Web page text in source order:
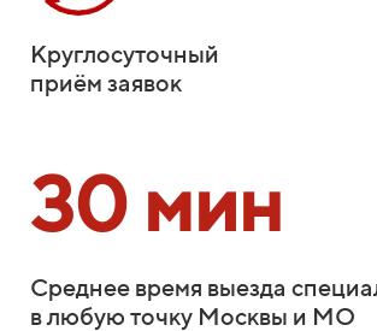
Круглосуточный
приём заявок
30 мин
Среднее время выезда
в любую точку Москвы и МО